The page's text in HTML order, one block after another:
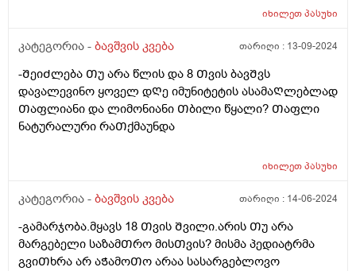
გავაგებინე ის, თუ რა უნდა ჭამოს, რომ დანაყრდეს და
განმავლობაში ჭამს ლუკმა-ლუკმა, პურს ნამცეც-
და საკვებისთვის მიყოლება ვერ ვასწავლე. უმეტესად
არც არაფერს აყოლებს პურს და არც დამანაყრებელ
საჭმელს ჭამს, მოშივდება, მივა სალათის ფოთლებს
ჭამს, მერე კიდევ მოშივდება, ახლა ბულგარულ
მირჩიეთ რამე, ან მითხარით ეს ნორმაა? დატანჯული
სამზარეულოდან ვერ გამოვდივარ მთელი დღე.
იხილეთპასუხი
კატეგორია - ბავშვის კვება თარიღი : 13-09-2024
-ᲨეიᲫლება Თუ არა წლის და 8 Თვის ბავᲨვს
დავალევინო ყოველ დᲦე იმუნიტეტის ასამაᲦლებლად
Თაფლიანი და ლიმონიანი Თბილი წყალი? Თაფლი
ნატურალური რაᲗქმაუნდა
იხილეთპასუხი
კატეგორია - ბავშვის კვება თარიღი : 14-06-2024
-გამარჯობა.მყავს 18 Თვის Შვილი.არის Თუ არა
მარგებელი საზამᲗრო მისᲗვის? მისმა პედიატრმა
გვიᲗხრა არ აᲭამოᲗო არაა სასარგებლოვო